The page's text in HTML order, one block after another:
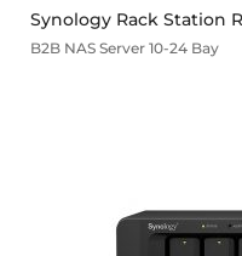
Synology Rack Station
B2B NAS Server 10-24 Bay